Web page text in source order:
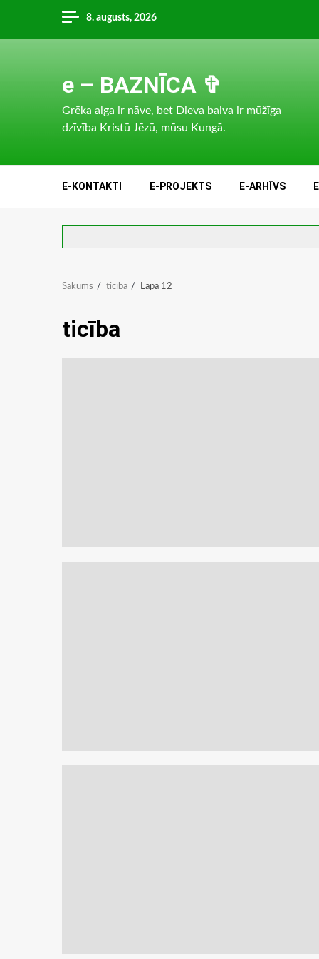
content
8. augusts, 2026
e – BAZNĪCA ✞
Grēka alga ir nāve, bet Dieva balva ir mūžīga
dzīvība Kristū Jēzū, mūsu Kungā.
E-KONTAKTI E-PROJEKTS E-ARHĪVS
Sākums ticība Lapa 12
ticība